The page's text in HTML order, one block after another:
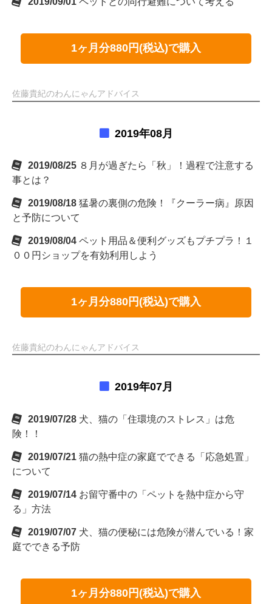
1ヶ月分880円(税込)で購入
佐藤貴紀のわんにゃんアドバイス
2019年08月
2019/08/25 ８月が過ぎたら「秋」！過程で注意する
事とは？
2019/08/18 猛暑の裏側の危険！『クーラー病』原因
と予防について
2019/08/04 ペット用品＆便利グッズもプチプラ！１
００円ショップを有効利用しよう
1ヶ月分880円(税込)で購入
佐藤貴紀のわんにゃんアドバイス
2019年07月
2019/07/28 犬、猫の「住環境のストレス」は危
険！！
2019/07/21 猫の熱中症の家庭でできる「応急処置」
について
2019/07/14 お留守番中の「ペットを熱中症から守
る」方法
2019/07/07 犬、猫の便秘には危険が潜んでいる！家
庭でできる予防
1ヶ月分880円(税込)で購入